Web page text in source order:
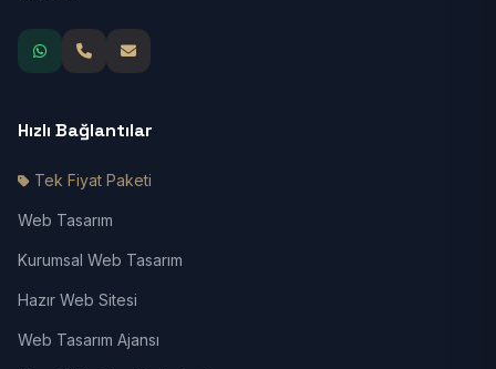
Hızlı Bağlantılar
Tek Fiyat Paketi
Web Tasarım
Kurumsal Web Tasarım
Hazır Web Sitesi
Web Tasarım Ajansı